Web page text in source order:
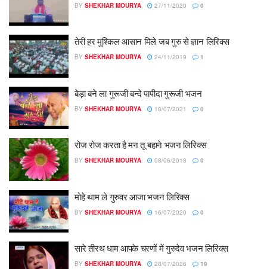
BY SHEKHAR MOURYA 27/11/2020 0
तेरी हर मुश्किल आसान मिले जब गुरु से ज्ञान लिरिक्स
BY SHEKHAR MOURYA 24/11/2019 1
बेड़ा बने ला गुरूजी बन्दे पापीदा गुरूजी भजन
BY SHEKHAR MOURYA 18/07/2021 0
रोज रोज करता है मन तू बहाने भजन लिरिक्स
BY SHEKHAR MOURYA 08/06/2018 0
मोहे थाम ले गुरुवर आजा भजन लिरिक्स
BY SHEKHAR MOURYA 16/07/2020 0
सारे तीरथ धाम आपके चरणों में गुरुदेव भजन लिरिक्स
BY SHEKHAR MOURYA 28/07/2026 19